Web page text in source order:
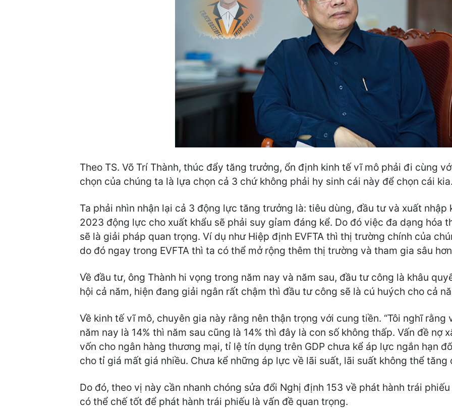
Theo TS. Võ Trí Thành, thúc đẩy tăng trưởng, ổn định kinh tế vĩ mô phải đi cùng
chọn của chúng ta là lựa chọn cả 3 chứ không phải hy sinh cái này để chọn cái kia.
Ta phải nhìn nhận lại cả 3 động lực tăng trưởng là: tiêu dùng, đầu tư và xuất nhập
2023 động lực cho xuất khẩu sẽ phải suy gỉam đáng kể. Do đó việc đa dạng hóa
sẽ là giải pháp quan trọng. Ví dụ như Hiệp định EVFTA thì thị trường chính của
do đó ngay trong EVFTA thì ta có thể mở rộng thêm thị trường và tham gia sâu
Về đầu tư, ông Thành hi vọng trong năm nay và năm sau, đầu tư công là khâu
hội cả năm, hiện đang giải ngân rất chậm thì đầu tư công sẽ là cú huých cho cả
Về kinh tế vĩ mô, chuyên gia này rằng nên thận trọng với cung tiền. “Tôi nghĩ
năm nay là 14% thì năm sau cũng là 14% thì đây là con số không thấp. Vấn đề nợ
vốn cho ngân hàng thương mại, tỉ lệ tín dụng trên GDP chưa kể áp lực ngắn hạn
cho tỉ giá mất giá nhiều. Chưa kể những áp lực về lãi suất, lãi suất không thể tăng
Do đó, theo vị này cần nhanh chóng sửa đổi Nghị định 153 về phát hành trái
có thể chế tốt để phát hành trái phiếu là vấn đề quan trọng.